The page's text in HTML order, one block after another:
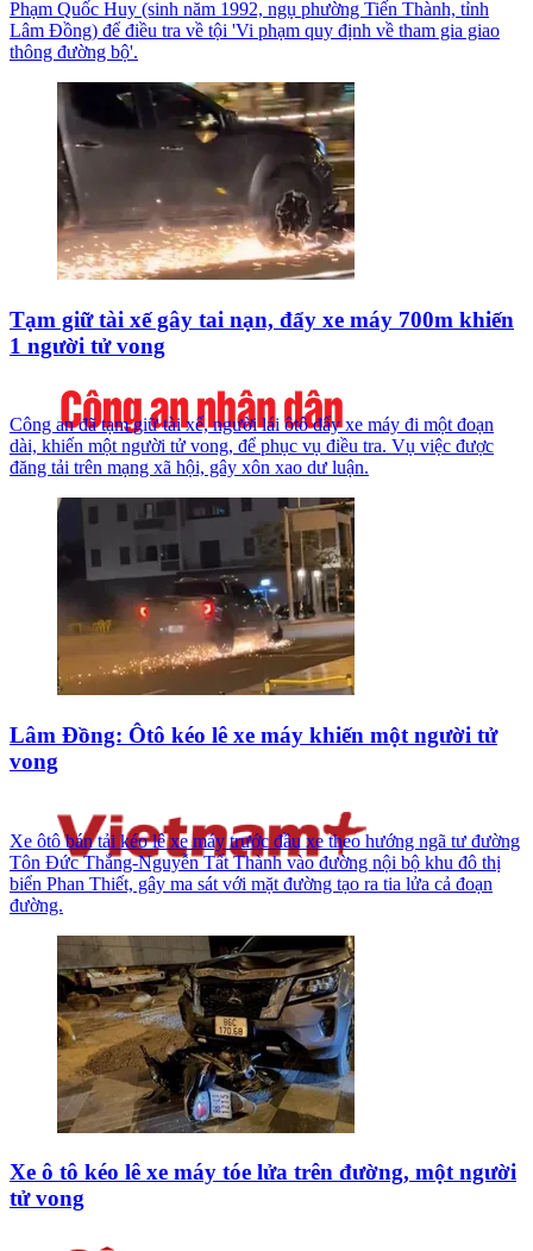
Phạm Quốc Huy (sinh năm 1992, ngụ phường Tiến Thành, tỉnh
Lâm Đồng) để điều tra về tội 'Vi phạm quy định về tham gia giao
thông đường bộ'.
Tạm giữ tài xế gây tai nạn, đẩy xe máy 700m khiến
1 người tử vong
Công an đã tạm giữ tài xế, người lái ôtô đẩy xe máy đi một đoạn
dài, khiến một người tử vong, để phục vụ điều tra. Vụ việc được
đăng tải trên mạng xã hội, gây xôn xao dư luận.
Lâm Đồng: Ôtô kéo lê xe máy khiến một người tử
vong
Xe ôtô bán tải kéo lê xe máy trước đầu xe theo hướng ngã tư đường
Tôn Đức Thắng-Nguyễn Tất Thành vào đường nội bộ khu đô thị
biển Phan Thiết, gây ma sát với mặt đường tạo ra tia lửa cả đoạn
đường.
Xe ô tô kéo lê xe máy tóe lửa trên đường, một người
tử vong